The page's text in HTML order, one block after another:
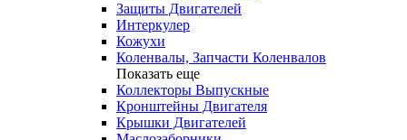
Защиты Двигателей
Интеркулер
Кожухи
Коленвалы, Запчасти Коленвалов
Показать еще
Коллекторы Выпускные
Кронштейны Двигателя
Крышки Двигателей